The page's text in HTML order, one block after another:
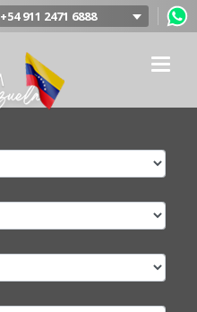
+54 911 2471 6888